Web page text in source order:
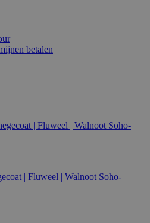
betalen
| Fluweel | Walnoot Soho-